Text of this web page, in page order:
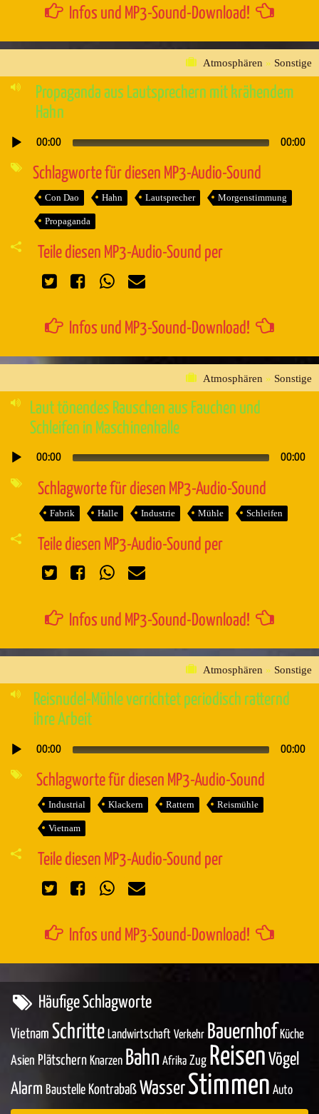
Infos und MP3-Sound-Download!
Atmosphären » Sonstige
Propaganda aus Lautsprechern mit krähendem
Hahn
Audio-
00:00 00:00
Schlagworte für diesen MP3-Audio-Sound
Con Dao Hahn Lautsprecher Morgenstimmung
Propaganda
Teile diesen MP3-Audio-Sound per
Infos und MP3-Sound-Download!
Atmosphären » Sonstige
Laut tönendes Rauschen aus Fauchen und
Schleifen in Maschinenhalle
Audio-
00:00 00:00
Schlagworte für diesen MP3-Audio-Sound
Fabrik Halle Industrie Mühle Schleifen
Teile diesen MP3-Audio-Sound per
Infos und MP3-Sound-Download!
Atmosphären » Sonstige
Reisnudel-Mühle verrichtet periodisch ratternd
ihre Arbeit
Audio-
00:00 00:00
Schlagworte für diesen MP3-Audio-Sound
Industrial Klackern Rattern Reismühle
Vietnam
Teile diesen MP3-Audio-Sound per
Infos und MP3-Sound-Download!
Häufige Schlagworte
Vietnam Schritte Landwirtschaft Verkehr Bauernhof Küche
Asien Plätschern Knarzen Bahn Afrika Zug Reisen Vögel
Alarm Baustelle Kontrabaß WasserStimmen Auto